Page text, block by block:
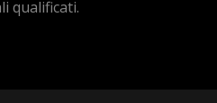
qualificati.